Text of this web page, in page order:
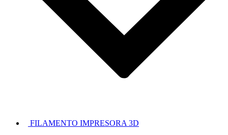
FILAMENTO IMPRESORA 3D